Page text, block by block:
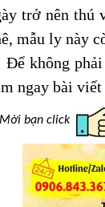
trở nên thú
mẫu ly này
không
ngay bài viết
bạn click